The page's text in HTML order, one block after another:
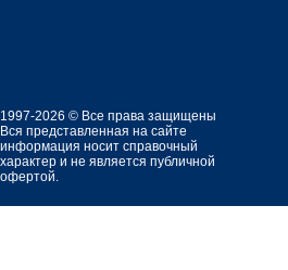
1997-2026 © Все права защищены
Вся представленная на сайте
информация носит справочный
характер и не является публичной
офертой.